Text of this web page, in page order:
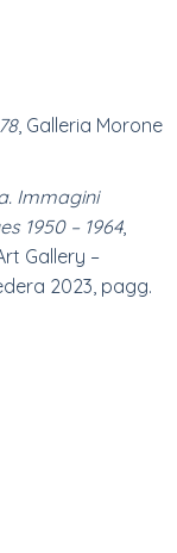
, Galleria Morone
Immagini
1950 – 1964,
Gallery –
2023, pagg.